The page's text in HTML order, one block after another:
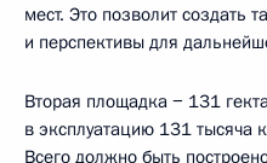
мест. Это позволит создать
и перспективы для
Вторая площадка − 131
в эксплуатацию 131 тысяча
Всего должно быть